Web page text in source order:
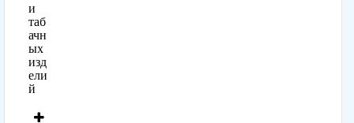
и
таб
ачн
ых
изд
ели
й